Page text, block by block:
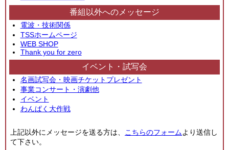
番組以外へのメッセージ
電波・技術関係
TSSホームページ
WEB SHOP
Thank you for zero
イベント・試写会
名画試写会・映画チケットプレゼント
事業コンサート・演劇他
イベント
わんぱく大作戦
上記以外にメッセージを送る方は、 こちらのフォームより送信し
て下さい。